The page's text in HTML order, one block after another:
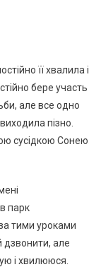
її хвалила і
бере участь
але все одно
пізно.
сусідкою Сонею.
парк
тими уроками
дзвонити, але
і хвилююся.